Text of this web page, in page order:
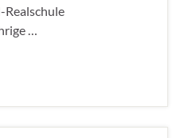
Realschule
…